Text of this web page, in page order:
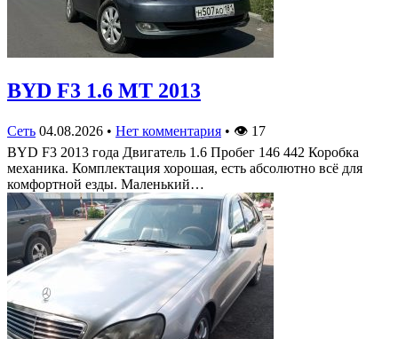
BYD F3 1.6 MT 2013
Сеть 04.08.2026 • Нет комментария • 👁 17
BYD F3 2013 года Двигатель 1.6 Пробег 146 442 Коробка
механика. Комплектация хорошая, есть абсолютно всё для
комфортной езды. Маленький…